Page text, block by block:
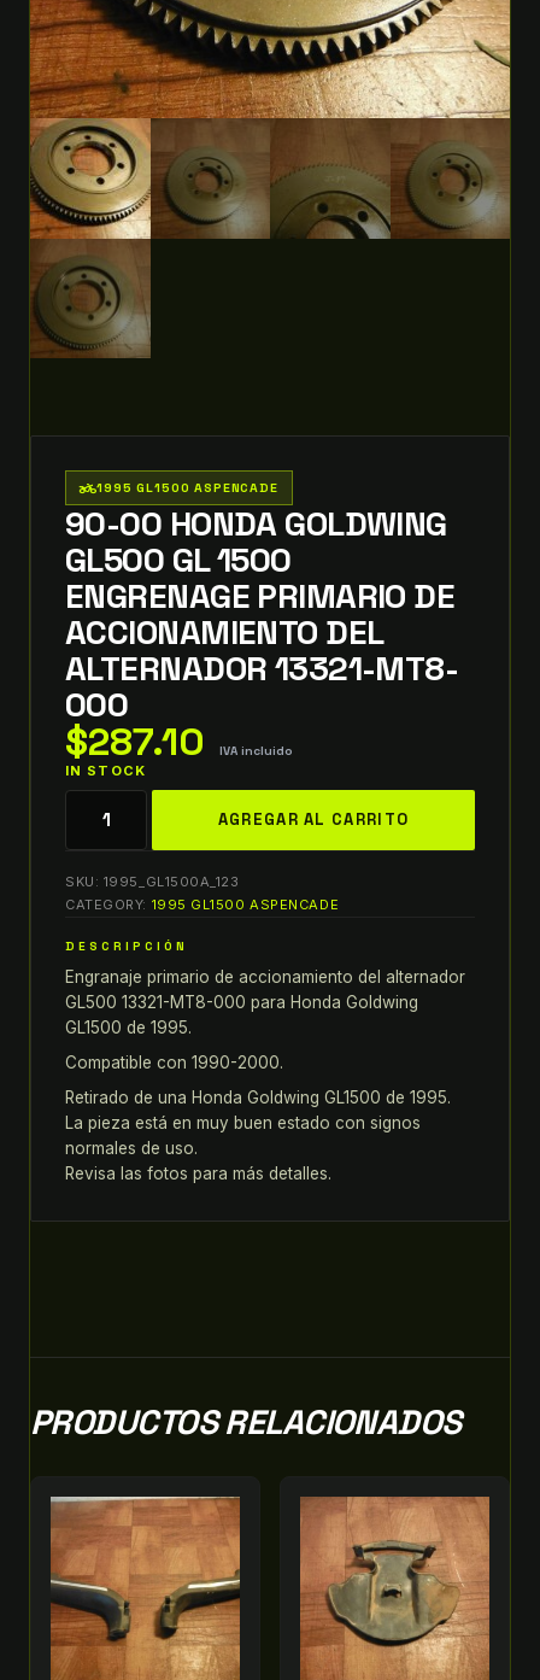
two_wheeler1995 GL1500 ASPENCADE
90-00 HONDA GOLDWING
GL500 GL 1500
ENGRENAGE PRIMARIO DE
ACCIONAMIENTO DEL
ALTERNADOR 13321-MT8-
000
$287.10 IVA incluido
IN STOCK
goldwing
GL
1500
ENGRENAGE
PRIMARIO
DE
ACCIONAMIENTO
DEL
ALTERNADOR
13321-
AGREGAR AL CARRITO
SKU: 1995_GL1500A_123
CATEGORY: 1995 GL1500 ASPENCADE
DESCRIPCIÓN
Engranaje primario de accionamiento del alternador
GL500 13321-MT8-000 para Honda Goldwing
GL1500 de 1995.
Compatible con 1990-2000.
Retirado de una Honda Goldwing GL1500 de 1995.
La pieza está en muy buen estado con signos
normales de uso.
Revisa las fotos para más detalles.
PRODUCTOS RELACIONADOS